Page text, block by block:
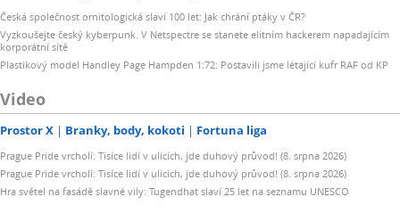
Česká společnost ornitologická slaví 100 let: Jak chrání ptáky v ČR?
Vyzkoušejte český kyberpunk. V Netspectre se stanete elitním hackerem napadajícím
korporátní sítě
Plastikový model Handley Page Hampden 1:72: Postavili jsme létající kufr RAF od KP
Video
Prostor X Branky, body, kokoti Fortuna liga
Prague Pride vrcholí: Tisíce lidí v ulicích, jde duhový průvod! (8. srpna 2026)
Prague Pride vrcholí: Tisíce lidí v ulicích, jde duhový průvod! (8. srpna 2026)
Hra světel na fasádě slavné vily: Tugendhat slaví 25 let na seznamu UNESCO